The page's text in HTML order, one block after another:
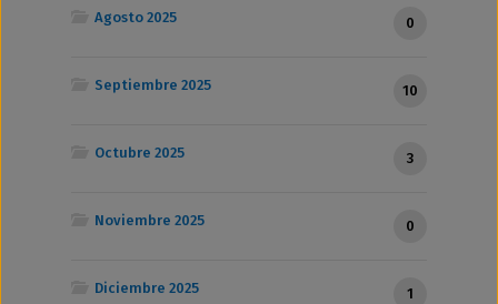
Agosto 2025 0
Septiembre 2025 10
Octubre 2025 3
Noviembre 2025 0
Diciembre 2025 1